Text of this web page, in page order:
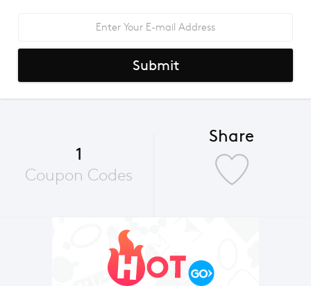
Submit
1
Coupon Codes
Share